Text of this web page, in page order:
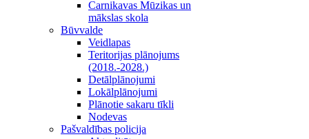
Carnikavas Mūzikas un
mākslas skola
Būvvalde
Veidlapas
Teritorijas plānojums
(2018.-2028.)
Detālplānojumi
Lokālplānojumi
Plānotie sakaru tīkli
Nodevas
Pašvaldības policija